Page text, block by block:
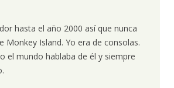
hasta el año 2000 así que nunca
Monkey Island. Yo era de consolas.
el mundo hablaba de él y siempre